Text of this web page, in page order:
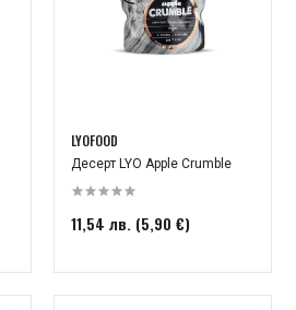
LYOFOOD
Десерт LYO Apple Crumble
11,54 лв. (5,90 €)